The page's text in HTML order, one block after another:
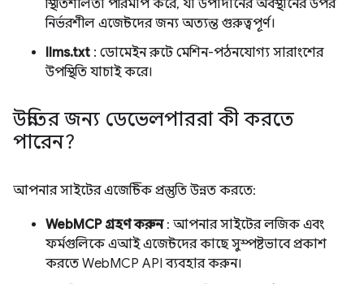
স্থিতিশীলতা পরিমাপ করে, যা উপাদানের অবস্থানের উপর
নির্ভরশীল এজেন্টদের জন্য অত্যন্ত গুরুত্বপূর্ণ।
llms.txt : ডোমেইন রুটে মেশিন-পঠনযোগ্য সারাংশের
উপস্থিতি যাচাই করে।
উন্নতির জন্য ডেভেলপাররা কী করতে
পারেন?
আপনার সাইটের এজেন্টিক প্রস্তুতি উন্নত করতে:
WebMCP গ্রহণ করুন: আপনার সাইটের লজিক এবং
ফর্মগুলিকে এআই এজেন্টদের কাছে সুস্পষ্টভাবে প্রকাশ
করতে WebMCP API ব্যবহার করুন।